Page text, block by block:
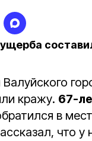
кражу. 67-
в
что у